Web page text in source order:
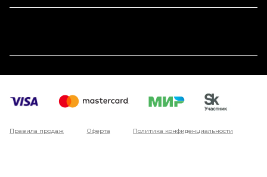
Правила продаж Оферта Политика конфиденциальности